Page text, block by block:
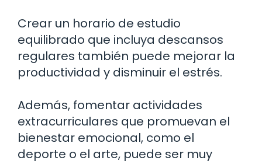
Crear un horario de estudio
equilibrado que incluya descansos
regulares también puede mejorar la
productividad y disminuir el estrés.
Además, fomentar actividades
extracurriculares que promuevan el
bienestar emocional, como el
deporte o el arte, puede ser muy